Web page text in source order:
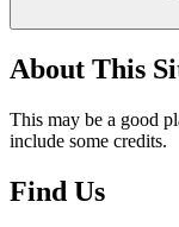
About This
This may be a good
include some credits.
Find Us